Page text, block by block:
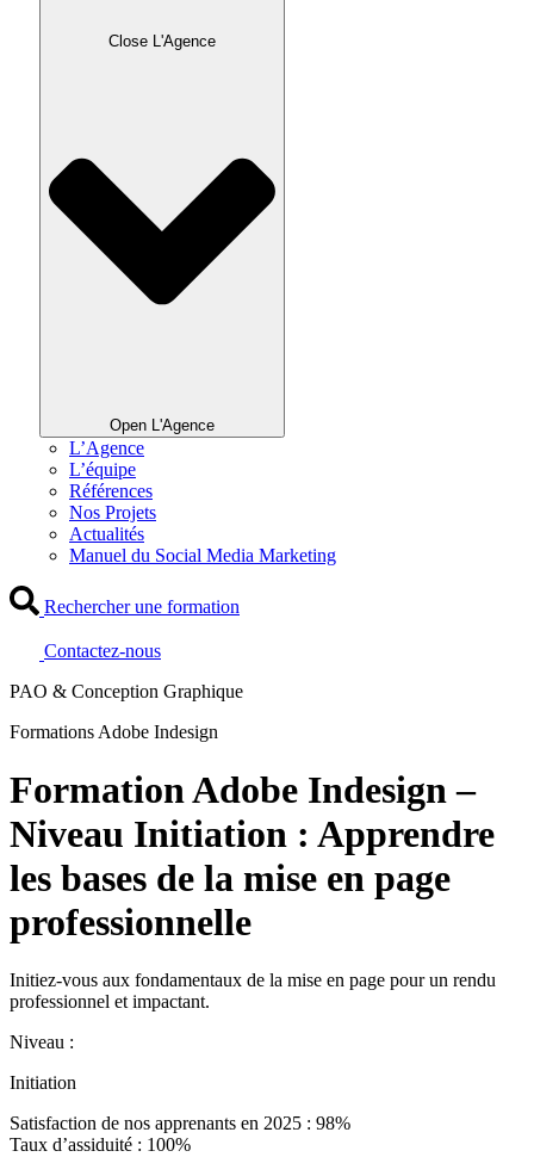
Close L'Agence
Open L'Agence
L’Agence
L’équipe
Références
Nos Projets
Actualités
Manuel du Social Media Marketing
Rechercher une formation
Contactez-nous
PAO & Conception Graphique
Formations Adobe Indesign
Formation Adobe Indesign –
Niveau Initiation : Apprendre
les bases de la mise en page
professionnelle
Initiez-vous aux fondamentaux de la mise en page pour un rendu
professionnel et impactant.
Niveau :
Initiation
Satisfaction de nos apprenants en 2025 : 98%
Taux d’assiduité : 100%